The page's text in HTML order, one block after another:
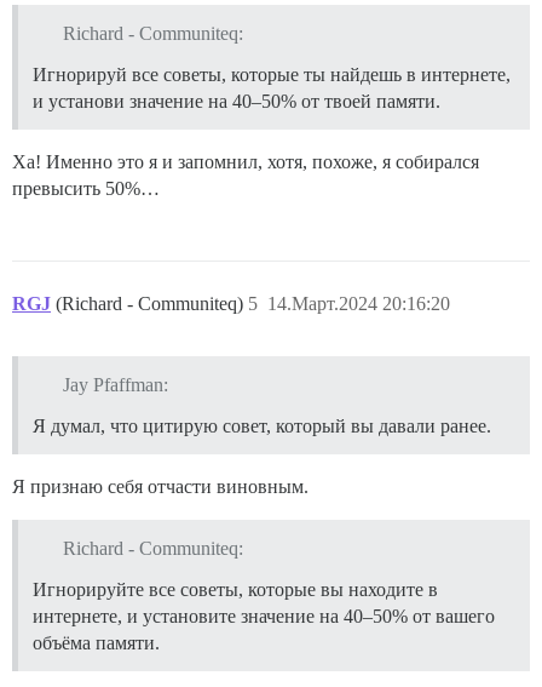
Richard - Communiteq:
Игнорируй все советы, которые ты найдешь в интернете,
и установи значение на 40–50% от твоей памяти.
Ха! Именно это я и запомнил, хотя, похоже, я собирался
превысить 50%…
RGJ (Richard - Communiteq) 14.Март.2024 20:16:20
5
Jay Pfaffman:
Я думал, что цитирую совет, который вы давали ранее.
Я признаю себя отчасти виновным.
Richard - Communiteq:
Игнорируйте все советы, которые вы находите в
интернете, и установите значение на 40–50% от вашего
объёма памяти.